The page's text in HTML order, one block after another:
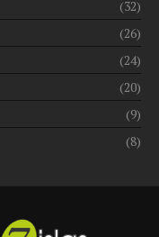
(32)
(26)
(24)
(20)
(9)
(8)